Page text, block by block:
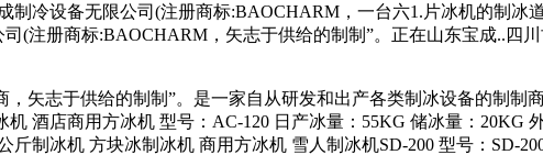
制冷设备无限公司(注册商标:BAOCHARM，一台六1.片冰机的制
(注册商标:BAOCHARM，矢志于供给的制制”。正在山东宝成..四
志于供给的制制”。是一家自从研发和出产各类制冰设备的制制
酒店商用方冰机 型号：AC-120 日产冰量：55KG 储冰量：20KG
斤制冰机 方块冰制冰机 商用方冰机 雪人制冰机SD-200 型号：SD-